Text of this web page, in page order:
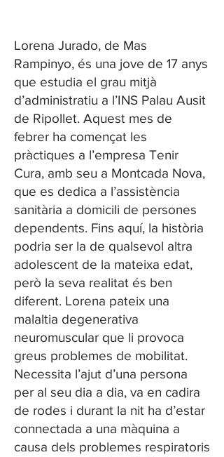
Lorena Jurado, de Mas
Rampinyo, és una jove de 17 anys
que estudia el grau mitjà
d’administratiu a l’INS Palau Ausit
de Ripollet. Aquest mes de
febrer ha començat les
pràctiques a l’empresa Tenir
Cura, amb seu a Montcada Nova,
que es dedica a l’assistència
sanitària a domicili de persones
dependents. Fins aquí, la història
podria ser la de qualsevol altra
adolescent de la mateixa edat,
però la seva realitat és ben
diferent. Lorena pateix una
malaltia degenerativa
neuromuscular que li provoca
greus problemes de mobilitat.
Necessita l’ajut d’una persona
per al seu dia a dia, va en cadira
de rodes i durant la nit ha d’estar
connectada a una màquina a
causa dels problemes respiratoris